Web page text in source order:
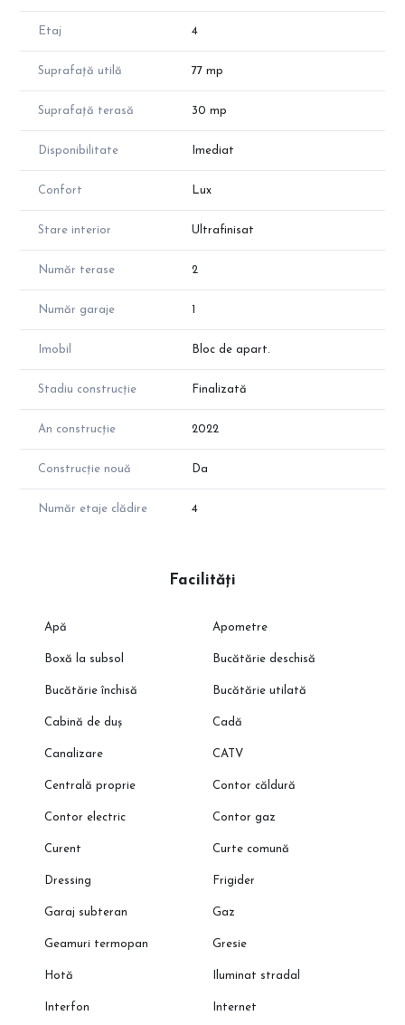
Etaj 4
Suprafață utilă 77 mp
Suprafață terasă 30 mp
Disponibilitate Imediat
Confort Lux
Stare interior Ultrafinisat
Număr terase 2
Număr garaje 1
Imobil Bloc de apart.
Stadiu construcție Finalizată
An construcție 2022
Construcție nouă Da
Număr etaje clădire 4
Facilități
Apă Apometre
Boxă la subsol Bucătărie deschisă
Bucătărie închisă Bucătărie utilată
Cabină de duș Cadă
Canalizare CATV
Centrală proprie Contor căldură
Contor electric Contor gaz
Curent Curte comună
Dressing Frigider
Garaj subteran Gaz
Geamuri termopan Gresie
Hotă Iluminat stradal
Interfon Internet